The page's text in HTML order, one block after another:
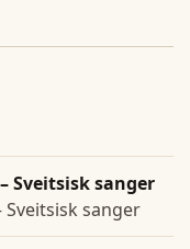
Sveitsisk sanger
Sveitsisk sanger